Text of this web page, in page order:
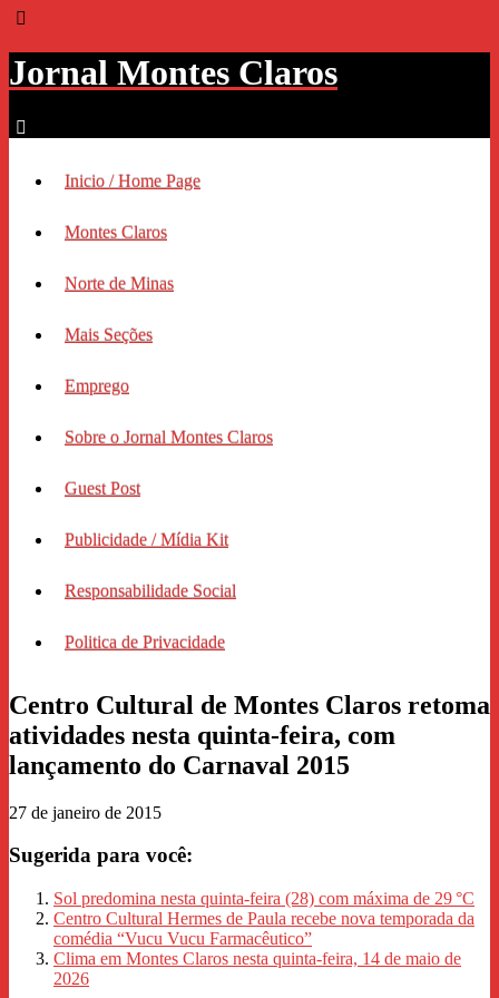
Jornal Montes Claros
Inicio / Home Page
Montes Claros
Norte de Minas
Mais Seções
Emprego
Sobre o Jornal Montes Claros
Guest Post
Publicidade / Mídia Kit
Responsabilidade Social
Politica de Privacidade
Centro Cultural de Montes Claros retoma
atividades nesta quinta-feira, com
lançamento do Carnaval 2015
27 de janeiro de 2015
Sugerida para você:
Sol predomina nesta quinta-feira (28) com máxima de 29 °C
Centro Cultural Hermes de Paula recebe nova temporada da
comédia “Vucu Vucu Farmacêutico”
Clima em Montes Claros nesta quinta-feira, 14 de maio de
2026